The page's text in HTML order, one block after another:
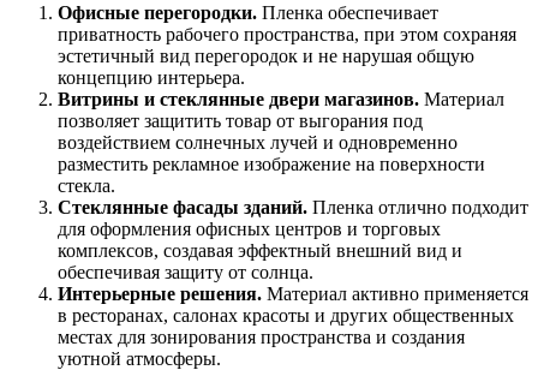
Офисные перегородки. Пленка обеспечивает
приватность рабочего пространства, при этом сохраняя
эстетичный вид перегородок и не нарушая общую
концепцию интерьера.
Витрины и стеклянные двери магазинов. Материал
позволяет защитить товар от выгорания под
воздействием солнечных лучей и одновременно
разместить рекламное изображение на поверхности
стекла.
Стеклянные фасады зданий. Пленка отлично подходит
для оформления офисных центров и торговых
комплексов, создавая эффектный внешний вид и
обеспечивая защиту от солнца.
Интерьерные решения. Материал активно применяется
в ресторанах, салонах красоты и других общественных
местах для зонирования пространства и создания
уютной атмосферы.